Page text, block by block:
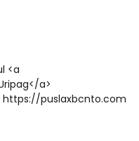
<a
a>
https://puslaxbcnto.com